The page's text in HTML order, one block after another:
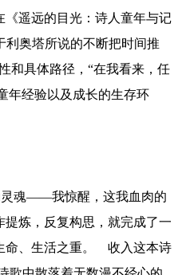
遥远的目光：诗人童年与记
利奥塔所说的不断把时间推
和具体路径，“在我看来，任
年经验以及成长的生存环
灵魂——我惊醒，这我血肉的
炼，反复构思，就完成了一
、生活之重。
收入这本诗